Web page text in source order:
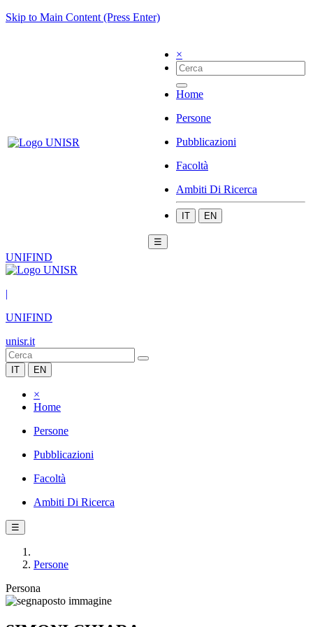
Skip to Main Content (Press Enter)
×
Home
Persone
Pubblicazioni
Facoltà
Ambiti Di Ricerca
IT EN
☰
UNIFIND
|
UNIFIND
unisr.it
IT EN
×
Home
Persone
Pubblicazioni
Facoltà
Ambiti Di Ricerca
☰
Persone
Persona